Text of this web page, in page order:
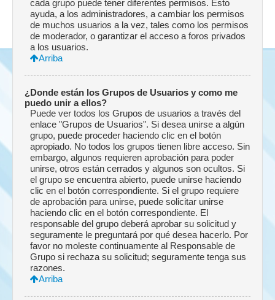
cada grupo puede tener diferentes permisos. Esto
ayuda, a los administradores, a cambiar los permisos
de muchos usuarios a la vez, tales como los permisos
de moderador, o garantizar el acceso a foros privados
a los usuarios.
Arriba
¿Donde están los Grupos de Usuarios y como me
puedo unir a ellos?
Puede ver todos los Grupos de usuarios a través del
enlace "Grupos de Usuarios". Si desea unirse a algún
grupo, puede proceder haciendo clic en el botón
apropiado. No todos los grupos tienen libre acceso. Sin
embargo, algunos requieren aprobación para poder
unirse, otros están cerrados y algunos son ocultos. Si
el grupo se encuentra abierto, puede unirse haciendo
clic en el botón correspondiente. Si el grupo requiere
de aprobación para unirse, puede solicitar unirse
haciendo clic en el botón correspondiente. El
responsable del grupo deberá aprobar su solicitud y
seguramente le preguntará por qué desea hacerlo. Por
favor no moleste continuamente al Responsable de
Grupo si rechaza su solicitud; seguramente tenga sus
razones.
Arriba